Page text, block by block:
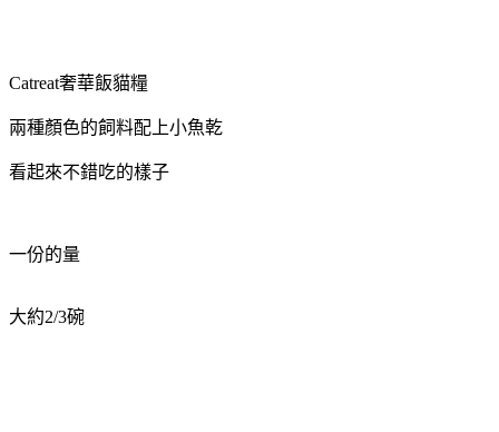
Catreat奢華飯貓糧
兩種顏色的飼料配上小魚乾
看起來不錯吃的樣子
一份的量
大約2/3碗